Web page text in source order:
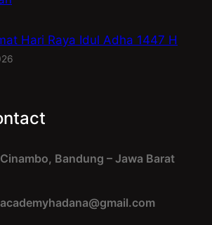
Hari Raya Idul Adha 1447 H
Cinambo, Bandung – Jawa Barat
academyhadana@gmail.com